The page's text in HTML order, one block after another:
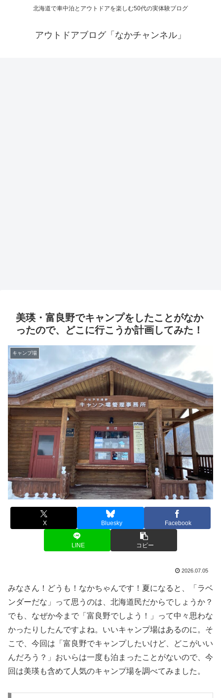
北海道で車中泊とアウトドアを楽しむ50代の実体験ブログ
アウトドアブログ「なかチャンネル」
美瑛・富良野でキャンプをしたことがなか
ったので、どこに行こうか計画してみた！
キャンプ場
X Bluesky Facebook
LINE コピー
2026.07.05
みなさん！どうも！なかちゃんです！夏になると、「ラベ
ンダーだな」って思うのは、北海道民だからでしょうか？
でも、なぜか今まで「富良野でしよう！」って中々思わな
かったりしたんですよね。いいキャンプ場はあるのに。そ
こで、今回は「富良野でキャンプしたいけど、どこがいい
んだろう？」おいらは一度も泊まったことがないので、今
回は美瑛も含めて人気のキャンプ場を調べてみました。